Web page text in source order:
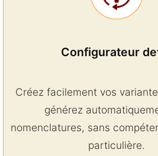
Configurateur
Créez facilement vos
générez
nomenclatures, sans
particulière.